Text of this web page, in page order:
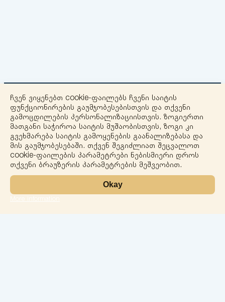
+
−
ჩვენ ვიყენებთ cookie-ფაილებს ჩვენი საიტის
ფუნქციონირების გაუმჯობესებისთვის და თქვენი
გამოცდილების პერსონალიზაციისთვის. ზოგიერთი
მათგანი საჭიროა საიტის მუშაობისთვის, ზოგი კი
გვეხმარება საიტის გამოყენების გაანალიზებასა და
მის გაუმჯობესებაში. თქვენ შეგიძლიათ შეცვალოთ
cookie-ფაილების პარამეტრები ნებისმიერი დროს
თქვენი ბრაუზერის პარამეტრების მეშვეობით.
Okay
More information